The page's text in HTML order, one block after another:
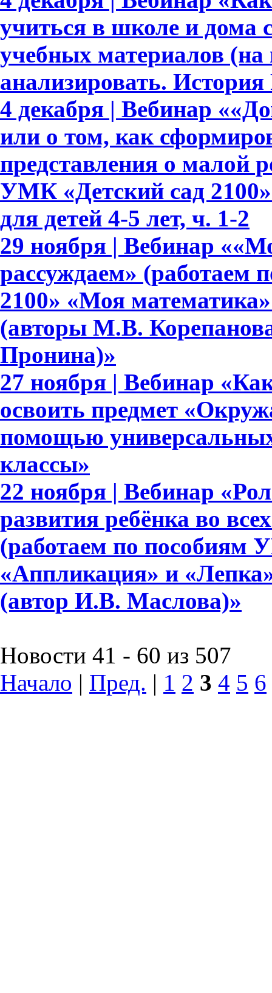
учиться в школе и
учебных материалов
анализировать. История
4 декабря | Вебинар
или о том, как
представления о малой
УМК «Детский сад
для детей 4-5 лет, ч. 1-2
29 ноября | Вебинар
рассуждаем» (работаем
2100» «Моя
(авторы М.В.
Пронина)»
27 ноября | Вебинар
освоить предмет
помощью
классы»
22 ноября | Вебинар
развития ребёнка во
(работаем по пособиям
«Аппликация» и
(автор И.В. Маслова)»
Новости 41 - 60 из 507
Начало | Пред. | 1 2 3 4 5 6